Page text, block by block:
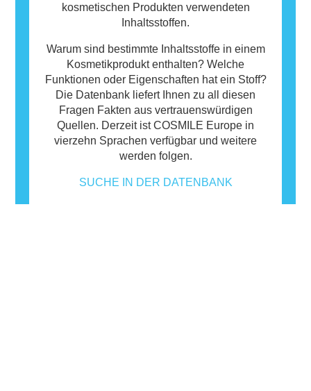
kosmetischen Produkten verwendeten
Inhaltsstoffen.
Warum sind bestimmte Inhaltsstoffe in einem
Kosmetikprodukt enthalten? Welche
Funktionen oder Eigenschaften hat ein Stoff?
Die Datenbank liefert Ihnen zu all diesen
Fragen Fakten aus vertrauenswürdigen
Quellen. Derzeit ist COSMILE Europe in
vierzehn Sprachen verfügbar und weitere
werden folgen.
SUCHE IN DER DATENBANK